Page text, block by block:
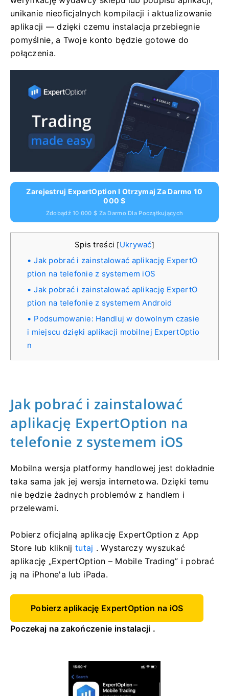
unikanie nieoficjalnych kompilacji i aktualizowanie
aplikacji — dzięki czemu instalacja przebiegnie
pomyślnie, a Twoje konto będzie gotowe do
połączenia.
Zarejestruj ExpertOption I Otrzymaj Za Darmo 10
000 $
Zdobądź 10 000 $ Za Darmo Dla Początkujących
Spis treści [Ukrywać]
Jak pobrać i zainstalować aplikację ExpertO
ption na telefonie z systemem iOS
Jak pobrać i zainstalować aplikację ExpertO
ption na telefonie z systemem Android
Podsumowanie: Handluj w dowolnym czasie
i miejscu dzięki aplikacji mobilnej ExpertOptio
n
Jak pobrać i zainstalować
aplikację ExpertOption na
telefonie z systemem iOS
Mobilna wersja platformy handlowej jest dokładnie
taka sama jak jej wersja internetowa. Dzięki temu
nie będzie żadnych problemów z handlem i
przelewami.
Pobierz oficjalną aplikację ExpertOption z App
Store lub kliknijtutaj . Wystarczy wyszukać
aplikację „ExpertOption – Mobile Trading” i pobrać
ją na iPhone'a lub iPada.
Pobierz aplikację ExpertOption na iOS
Poczekaj na zakończenie instalacji .